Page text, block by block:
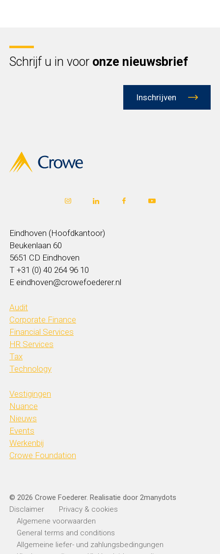
Schrijf u in voor onze nieuwsbrief
Inschrijven
Eindhoven (Hoofdkantoor)
Beukenlaan 60
5651 CD Eindhoven
T +31 (0) 40 264 96 10
E eindhoven@crowefoederer.nl
Audit
Corporate Finance
Financial Services
HR Services
Tax
Technology
Vestigingen
Nuance
Nieuws
Events
Werkenbij
Crowe Foundation
© 2026 Crowe Foederer. Realisatie door 2manydots
Disclaimer
Privacy & cookies
Algemene voorwaarden
General terms and conditions
Allgemeine liefer- und zahlungsbedingungen